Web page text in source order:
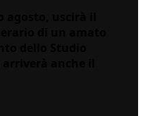
agosto, uscirà il
di un amato